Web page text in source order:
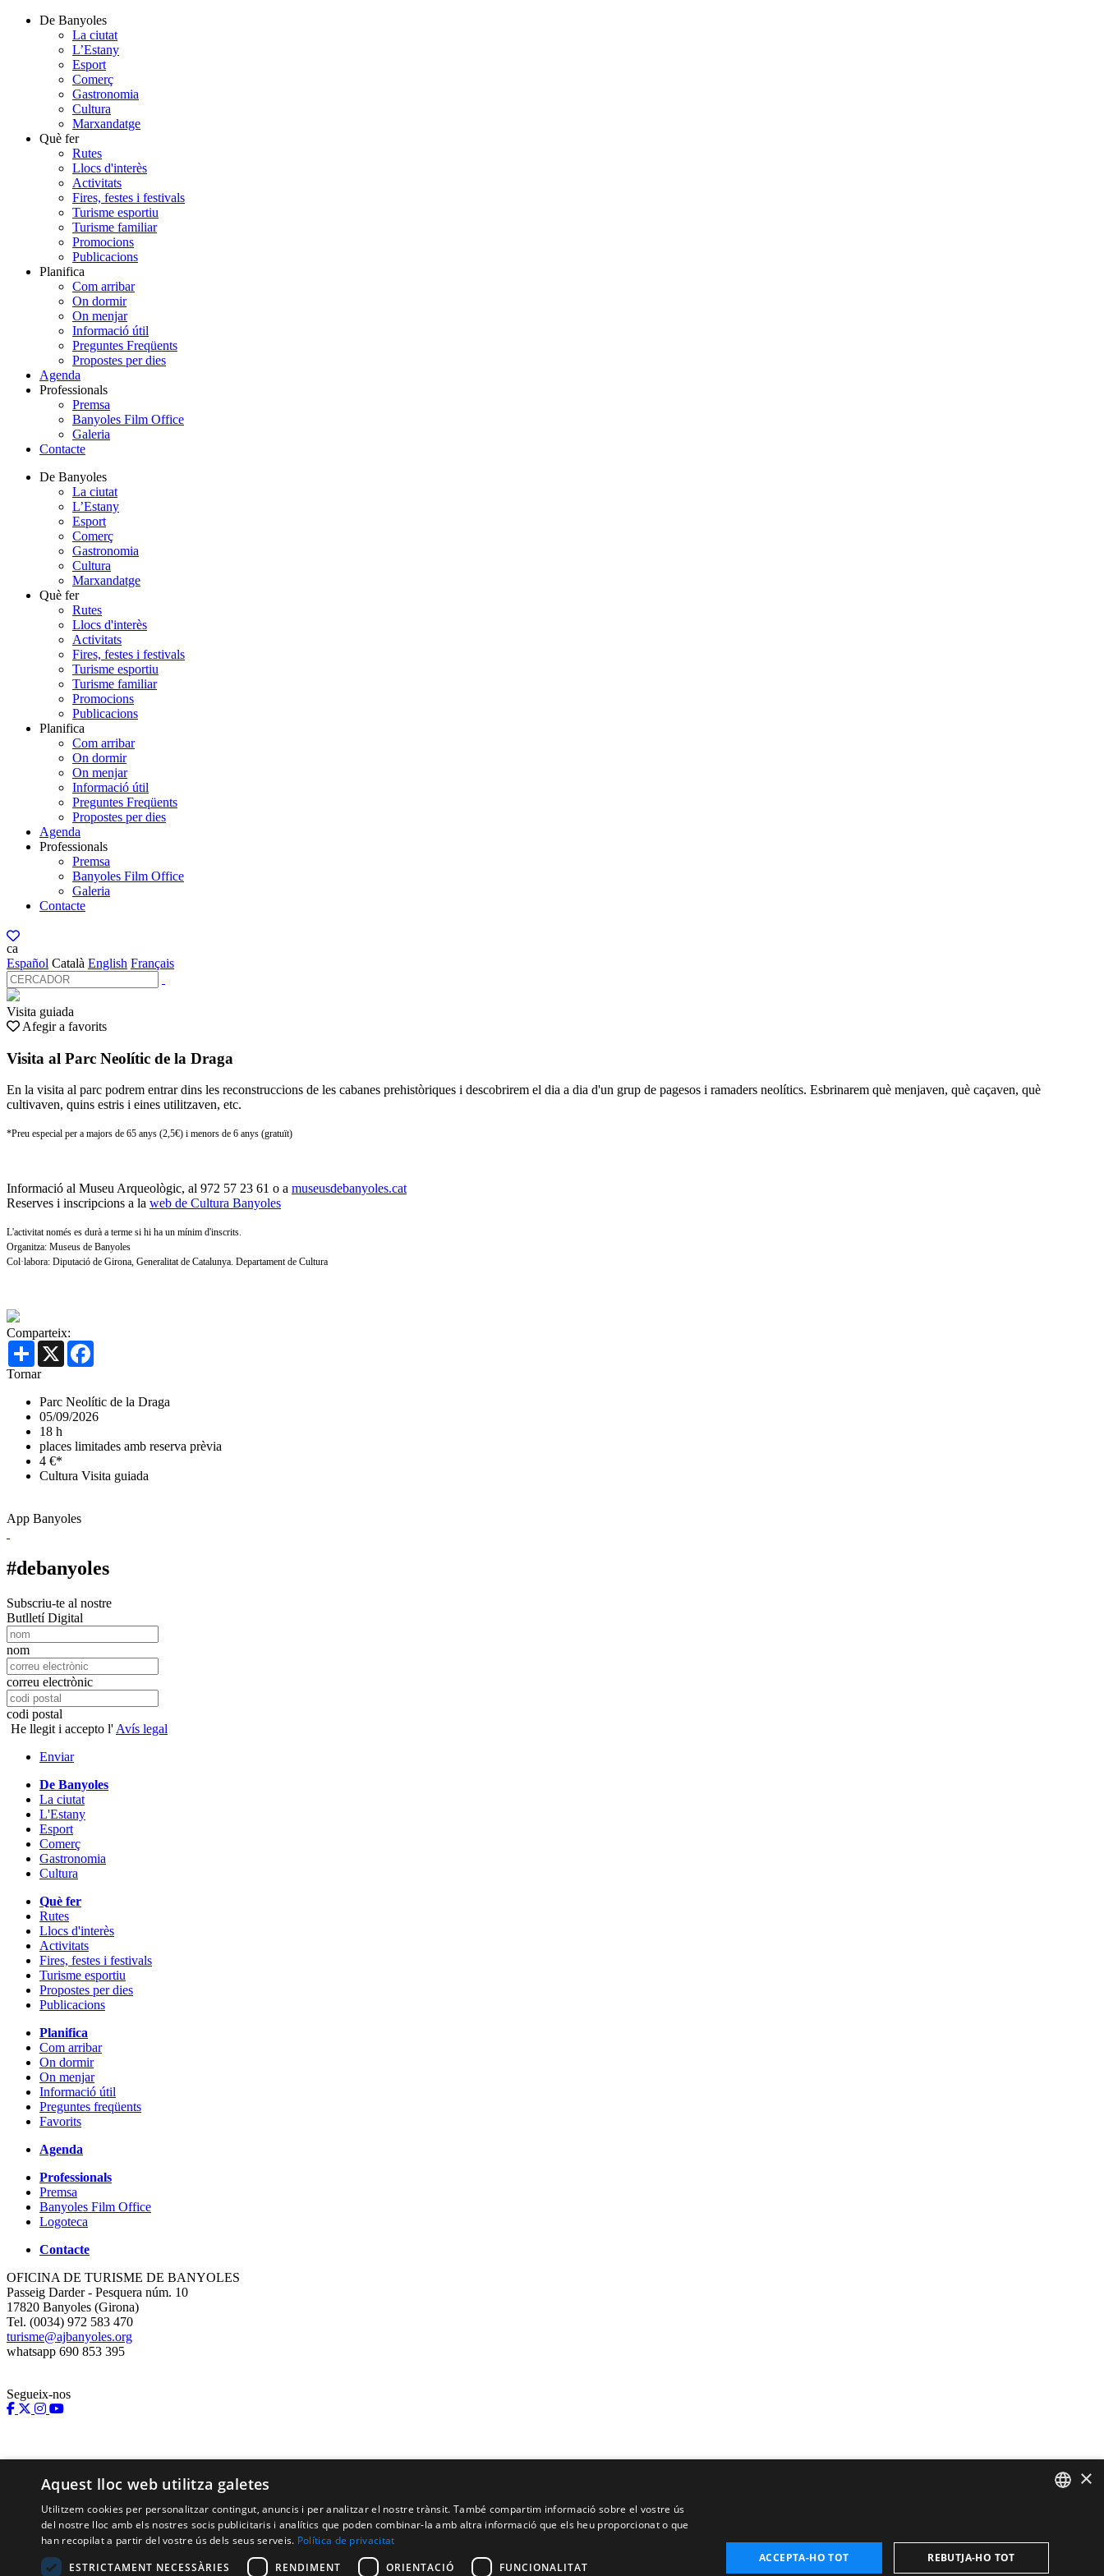
De Banyoles
La ciutat
L’Estany
Esport
Comerç
Gastronomia
Cultura
Marxandatge
Què fer
Rutes
Llocs d'interès
Activitats
Fires, festes i festivals
Turisme esportiu
Turisme familiar
Promocions
Publicacions
Planifica
Com arribar
On dormir
On menjar
Informació útil
Preguntes Freqüents
Propostes per dies
Agenda
Professionals
Premsa
Banyoles Film Office
Galeria
Contacte
De Banyoles
La ciutat
L’Estany
Esport
Comerç
Gastronomia
Cultura
Marxandatge
Què fer
Rutes
Llocs d'interès
Activitats
Fires, festes i festivals
Turisme esportiu
Turisme familiar
Promocions
Publicacions
Planifica
Com arribar
On dormir
On menjar
Informació útil
Preguntes Freqüents
Propostes per dies
Agenda
Professionals
Premsa
Banyoles Film Office
Galeria
Contacte
ca
Español Català English Français
Visita guiada
Afegir a favorits
Visita al Parc Neolític de la Draga
En la visita al parc podrem entrar dins les reconstruccions de les cabanes prehistòriques i descobrirem el dia a dia d'un grup de pagesos i ramaders neolítics. Esbrinarem què menjaven, què caçaven, què
cultivaven, quins estris i eines utilitzaven, etc.
*Preu especial per a majors de 65 anys (2,5€) i menors de 6 anys (gratuït)
Informació al Museu Arqueològic, al 972 57 23 61 o a museusdebanyoles.cat
Reserves i inscripcions a la web de Cultura Banyoles
L'activitat només es durà a terme si hi ha un mínim d'inscrits.
Organitza: Museus de Banyoles
Col·labora: Diputació de Girona, Generalitat de Catalunya. Departament de Cultura
Comparteix:
Share X
Tornar
Parc Neolític de la Draga
05/09/2026
18 h
places limitades amb reserva prèvia
4 €*
Cultura Visita guiada
App Banyoles
#debanyoles
Subscriu-te al nostre
Butlletí Digital
nom
correu electrònic
codi postal
He llegit i accepto l' Avís legal
Enviar
De Banyoles
La ciutat
L'Estany
Esport
Comerç
Gastronomia
Cultura
Què fer
Rutes
Llocs d'interès
Activitats
Fires, festes i festivals
Turisme esportiu
Propostes per dies
Publicacions
Planifica
Com arribar
On dormir
On menjar
Informació útil
Preguntes freqüents
Favorits
Agenda
Professionals
Premsa
Banyoles Film Office
Logoteca
Contacte
OFICINA DE TURISME DE BANYOLES
Passeig Darder - Pesquera núm. 10
17820 Banyoles (Girona)
Tel. (0034) 972 583 470
turisme@ajbanyoles.org
whatsapp 690 853 395
Segueix-nos
Amb el suport de:
×
Aquest lloc web utilitza galetes
Utilitzem cookies per personalitzar contingut, anuncis i per analitzar el nostre trànsit. També compartim informació sobre el vostre ús
del nostre lloc amb els nostres socis publicitaris i analítics que poden combinar-la amb altra informació que els heu proporcionat o que
han recopilat a partir del vostre ús dels seus serveis. Política de privacitat
ESTRICTAMENT NECESSÀRIES
RENDIMENT ORIENTACIÓ FUNCIONALITAT
ACCEPTA-HO TOT REBUTJA-HO TOT